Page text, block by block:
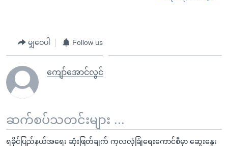
မျှဝေပါ Follow us
ကျော်အောင်လွင်
ဆက်စပ်သတင်းများ ...
ရခိုင်ပြည်နယ်အရေး ဆုံးဖြတ်ချက် ကုလလုံခြုံရေးကောင်စီမှာ ဆွေးနွေး